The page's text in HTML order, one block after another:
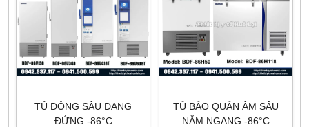
TỦ ĐÔNG SÂU DẠNG
ĐỨNG -86°C
TỦ BẢO QUẢN ÂM SÂU
NẰM NGANG -86°C